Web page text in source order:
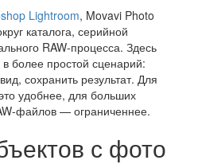
Lightroom, Movavi Photo
каталога, серийной
RAW-процесса. Здесь
более простой сценарий:
сохранить результат. Для
удобнее, для больших
файлов — ограниченнее.
с фото